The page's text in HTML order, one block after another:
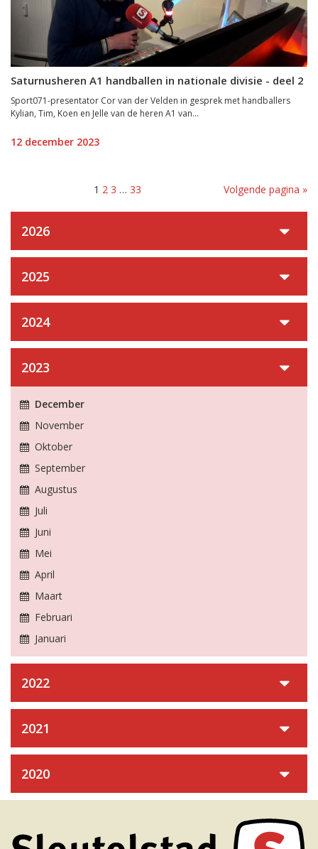
Saturnusheren A1 handballen in nationale divisie - deel 2
Sport071-presentator Cor van der Velden in gesprek met handballers
Kylian, Tim, Koen en Jelle van de heren A1 van...
12 december 2023
1 2 3 … 33 Volgende pagina »
2026
2025
2024
2023
December
November
Oktober
September
Augustus
Juli
Juni
Mei
April
Maart
Februari
Januari
2022
2021
2020